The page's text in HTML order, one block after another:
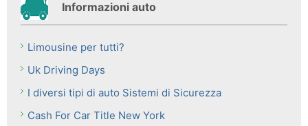
Informazioni auto
Limousine per tutti?
Uk Driving Days
I diversi tipi di auto Sistemi di Sicurezza
Cash For Car Title New York